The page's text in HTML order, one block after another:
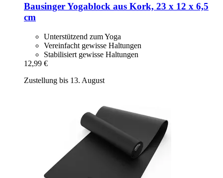
BausingerYogablock aus Kork, 23 x 12 x 6,5
cm
Unterstützend zum Yoga
Vereinfacht gewisse Haltungen
Stabilisiert gewisse Haltungen
12,99 €
Zustellung bis 13. August